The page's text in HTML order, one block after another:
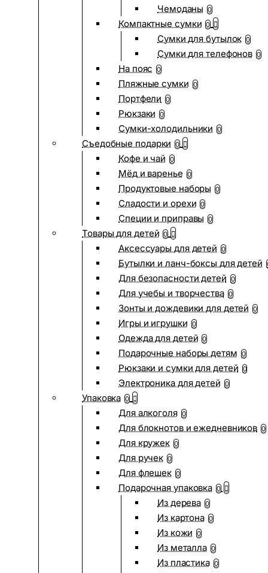
Чемоданы 0
Компактные сумки 0
Сумки для бутылок 0
Сумки для телефонов 0
На пояс 0
Пляжные сумки 0
Портфели 0
Рюкзаки 0
Сумки-холодильники 0
Съедобные подарки 0
Кофе и чай 0
Мёд и варенье 0
Продуктовые наборы 0
Сладости и орехи 0
Специи и приправы 0
Товары для детей 0
Аксессуары для детей 0
Бутылки и ланч-боксы для детей
Для безопасности детей 0
Для учебы и творчества 0
Зонты и дождевики для детей 0
Игры и игрушки 0
Одежда для детей 0
Подарочные наборы детям 0
Рюкзаки и сумки для детей 0
Электроника для детей 0
Упаковка 0
Для алкоголя 0
Для блокнотов и ежедневников 0
Для кружек 0
Для ручек 0
Для флешек 0
Подарочная упаковка 0
Из дерева 0
Из картона 0
Из кожи 0
Из металла 0
Из пластика 0